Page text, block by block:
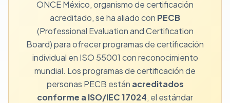
ONCE México, organismo de certificación
acreditado, se ha aliado con PECB
(Professional Evaluation and Certification
Board) para ofrecer programas de certificación
individual en ISO 55001 con reconocimiento
mundial. Los programas de certificación de
personas PECB están acreditados
conforme a ISO/IEC 17024, el estándar